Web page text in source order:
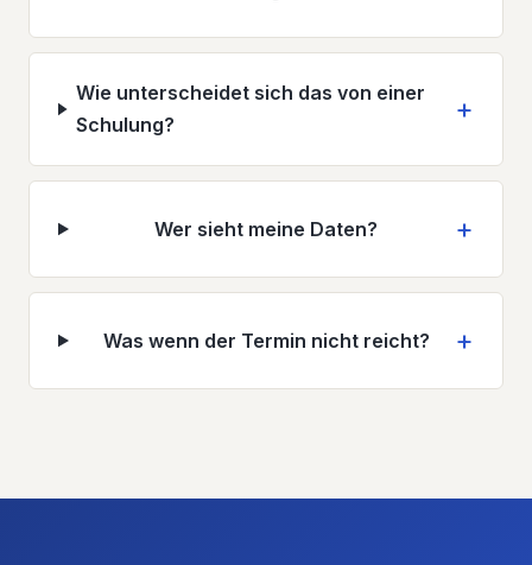
Wie unterscheidet sich das von einer
Schulung?
Wer sieht meine Daten?
Was wenn der Termin nicht reicht?